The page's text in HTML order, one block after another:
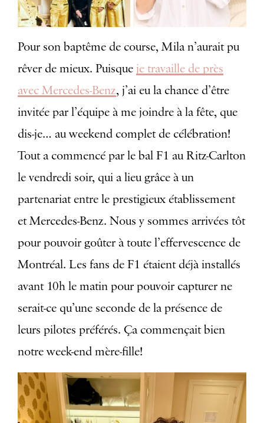
Pour son baptême de course, Mila n’aurait pu
rêver de mieux. Puisque je travaille de près
avec Mercedes-Benz, j’ai eu la chance d’être
invitée par l’équipe à me joindre à la fête, que
dis-je… au weekend complet de célébration!
Tout a commencé par le bal F1 au Ritz-Carlton
le vendredi soir, qui a lieu grâce à un
partenariat entre le prestigieux établissement
et Mercedes-Benz. Nous y sommes arrivées tôt
pour pouvoir goûter à toute l’effervescence de
Montréal. Les fans de F1 étaient déjà installés
avant 10h le matin pour pouvoir capturer ne
serait-ce qu’une seconde de la présence de
leurs pilotes préférés. Ça commençait bien
notre week-end mère-fille!